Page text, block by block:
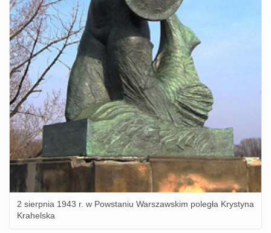
2 sierpnia 1943 r. w Powstaniu Warszawskim poległa Krystyna
Krahelska